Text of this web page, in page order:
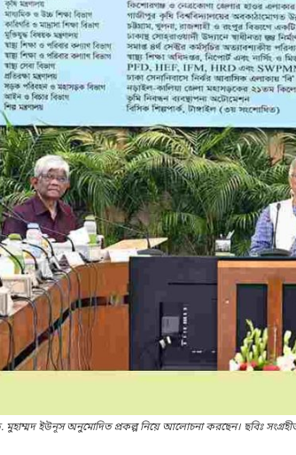
মুহাম্মদ ইউনূস অনুমোদিত প্রকল্প নিয়ে আলোচনা করছেন। ছবিঃ